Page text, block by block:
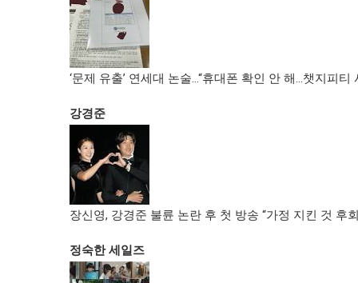
‘문제 유출’ 연세대 논술…“휴대폰 확인 안 해…챗지피티
강경준
장신영, 강경준 불륜 논란 후 첫 방송 “가정 지킨 것 후
정숙한 세일즈